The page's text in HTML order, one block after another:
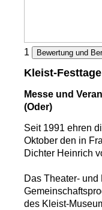
1 Bewertung und
Kleist-Festtage
Messe und
(Oder)
Seit 1991 ehren
Oktober den in
Dichter Heinrich
Das Theater-
des Kleist-